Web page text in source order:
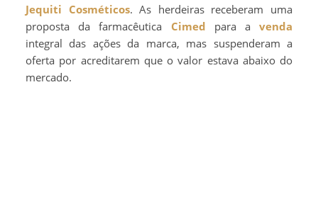
Jequiti Cosméticos. As herdeiras receberam uma
proposta da farmacêutica Cimed para a venda
integral das ações da marca, mas suspenderam a
oferta por acreditarem que o valor estava abaixo do
mercado.